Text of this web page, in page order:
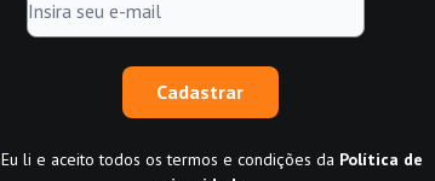
Cadastrar
Eu li e aceito todos os termos e condições da Política de